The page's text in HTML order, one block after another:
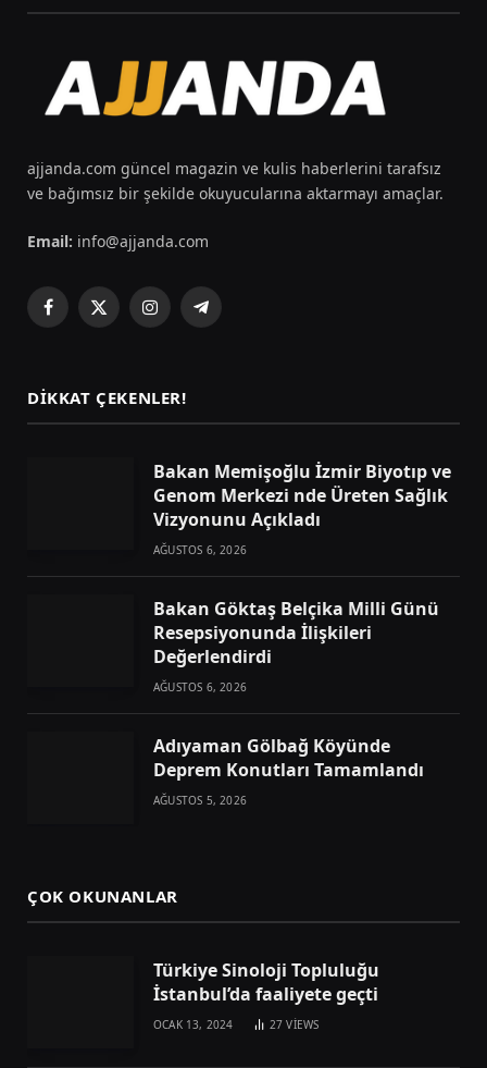
ajjanda.com güncel magazin ve kulis haberlerini tarafsız
ve bağımsız bir şekilde okuyucularına aktarmayı amaçlar.
Email: info@ajjanda.com
Facebook
X
InstagramTelegram
DIKKAT ÇEKENLER!
Bakan Memişoğlu İzmir Biyotıp ve
Genom Merkezi nde Üreten Sağlık
Vizyonunu Açıkladı
AĞUSTOS 6, 2026
Bakan Göktaş Belçika Milli Günü
Resepsiyonunda İlişkileri
Değerlendirdi
AĞUSTOS 6, 2026
Adıyaman Gölbağ Köyünde
Deprem Konutları Tamamlandı
AĞUSTOS 5, 2026
ÇOK OKUNANLAR
Türkiye Sinoloji Topluluğu
İstanbul’da faaliyete geçti
OCAK 13, 2024 27VIEWS